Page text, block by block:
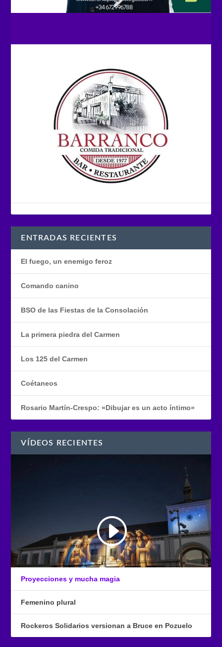
ENTRADAS RECIENTES
El fuego, un enemigo feroz
Comando canino
BSO de las Fiestas de la Consolación
La primera piedra del Carmen
Los 125 del Carmen
Coétaneos
Rosario Martín-Crespo: «Dibujar es un acto íntimo»
VÍDEOS RECIENTES
Proyecciones y mucha magia
Femenino plural
Rockeros Solidarios versionan a Bruce en Pozuelo